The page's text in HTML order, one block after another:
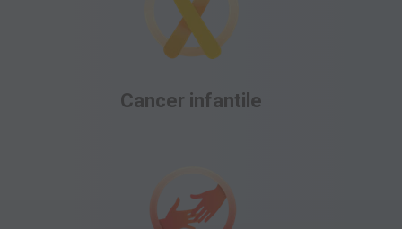
Cancer infantile